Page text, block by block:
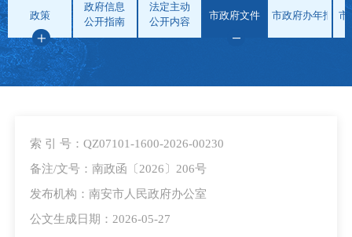
政策
政府信息
公开指南
法定主动
公开内容
市政府文件 市政府办年报 市
索 引 号：QZ07101-1600-2026-00230
备注/文号：南政函〔2026〕206号
发布机构：南安市人民政府办公室
公文生成日期：2026-05-27